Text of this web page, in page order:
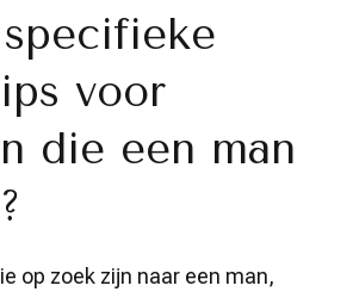
voor
die een man
op zoek zijn naar een man,